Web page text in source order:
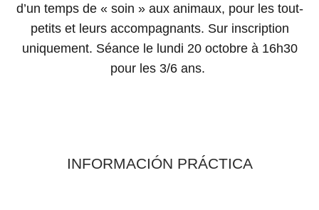
d’un temps de « soin » aux animaux, pour les tout-
petits et leurs accompagnants. Sur inscription
uniquement. Séance le lundi 20 octobre à 16h30
pour les 3/6 ans.
INFORMACIÓN PRÁCTICA